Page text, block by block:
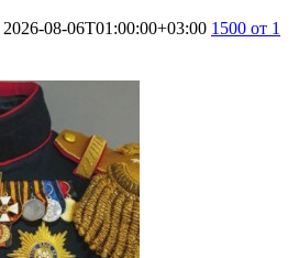
2026-08-06T01:00:00+03:00 1500 от 1